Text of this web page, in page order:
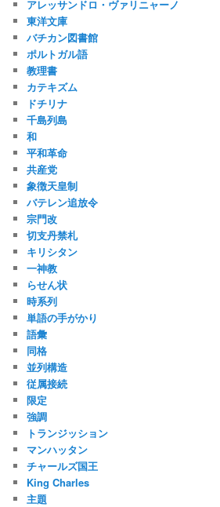
アレッサンドロ・ヴァリニャーノ
東洋文庫
バチカン図書館
ポルトガル語
教理書
カテキズム
ドチリナ
千島列島
和
平和革命
共産党
象徴天皇制
バテレン追放令
宗門改
切支丹禁札
キリシタン
一神教
らせん状
時系列
単語の手がかり
語彙
同格
並列構造
従属接続
限定
強調
トランジッション
マンハッタン
チャールズ国王
King Charles
主題